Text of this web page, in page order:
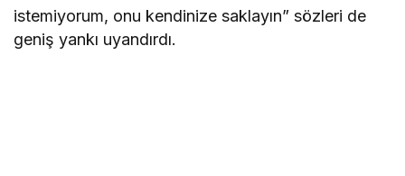
istemiyorum, onu kendinize saklayın” sözleri de
geniş yankı uyandırdı.